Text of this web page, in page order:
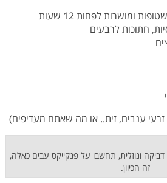
זרעי ענבים, זית.. או מה שאתם מעדיפים)
ונוזלית, תחשבו על פנקייקס עבים כאלה,
זה הכיוון.